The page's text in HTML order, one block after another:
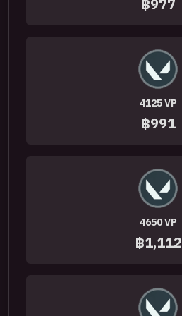
฿977
4125 VP
฿991
4650 VP
฿1,112